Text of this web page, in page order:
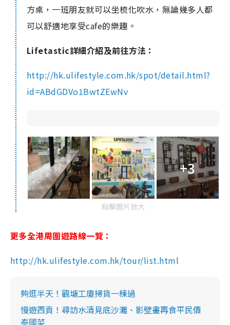
方桌，一班朋友就可以坐梳化吹水，無論幾多人都
可以舒適地享受cafe的樂趣。
Lifetastic詳細介紹及前往方法：
http://hk.ulifestyle.com.hk/spot/detail.html?
id=ABdGDVo1BwtZEwNv
+3
點擊圖片放大
更多全港周圍遊路線一覽：
http://hk.ulifestyle.com.hk/tour/list.html
夠逛半天！觀塘工廈掃貨一棟過
慢遊西貢！尋訪水清見底沙灘、影壁畫再食平民價
泰國菜